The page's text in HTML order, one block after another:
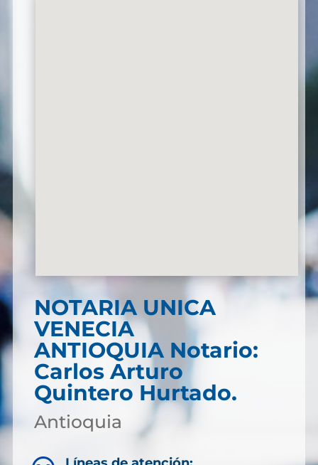
NOTARIA UNICA
VENECIA
ANTIOQUIA Notario:
Carlos Arturo
Quintero Hurtado.
Antioquia